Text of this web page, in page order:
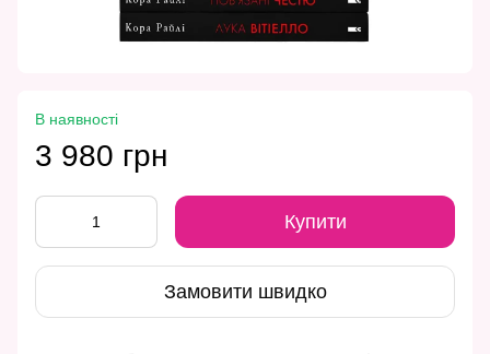
В наявності
3 980 грн
Купити
Замовити швидко